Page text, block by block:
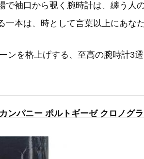
袖口から覗く腕時計は、纏う人
本は、時として言葉以上にあな
ンを格上げする、至高の腕時計3選
ンパニー ポルトギーゼ クロノグ